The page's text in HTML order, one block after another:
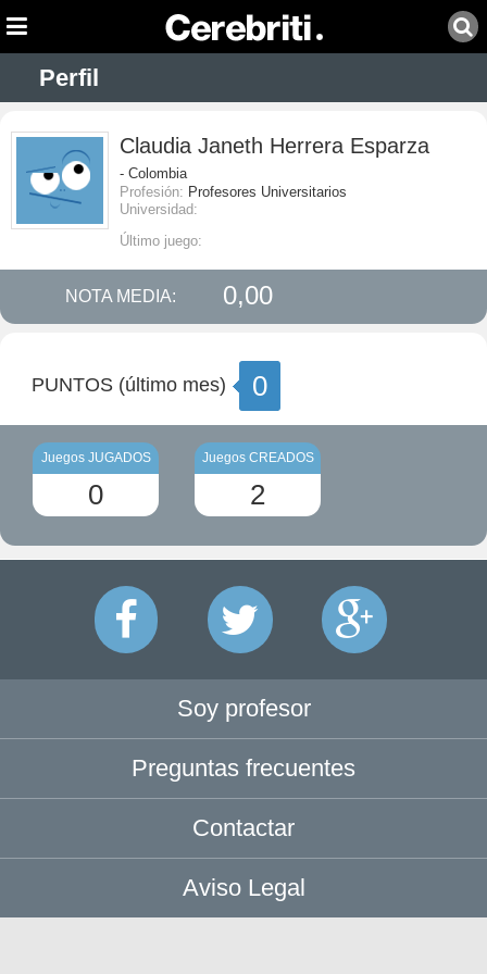
Perfil
Claudia Janeth Herrera Esparza
- Colombia
Profesión: Profesores Universitarios
Universidad:
Último juego:
NOTA MEDIA: 0,00
PUNTOS (último mes) 0
Juegos JUGADOS
0
Juegos CREADOS
2
Soy profesor
Preguntas frecuentes
Contactar
Aviso Legal